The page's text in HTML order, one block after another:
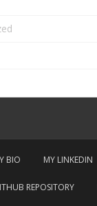
BIO MY LINKEDIN
REPOSITORY